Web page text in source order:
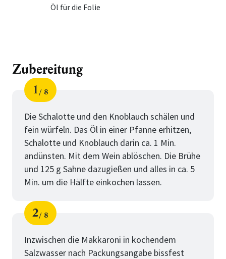
Öl für die Folie
Zubereitung
Schritt
1
von
8
Die Schalotte und den Knoblauch schälen und
fein würfeln. Das Öl in einer Pfanne erhitzen,
Schalotte und Knoblauch darin ca. 1 Min.
andünsten. Mit dem Wein ablöschen. Die Brühe
und 125 g Sahne dazugießen und alles in ca. 5
Min. um die Hälfte einkochen lassen.
Schritt
2
von
8
Inzwischen die Makkaroni in kochendem
Salzwasser nach Packungsangabe bissfest